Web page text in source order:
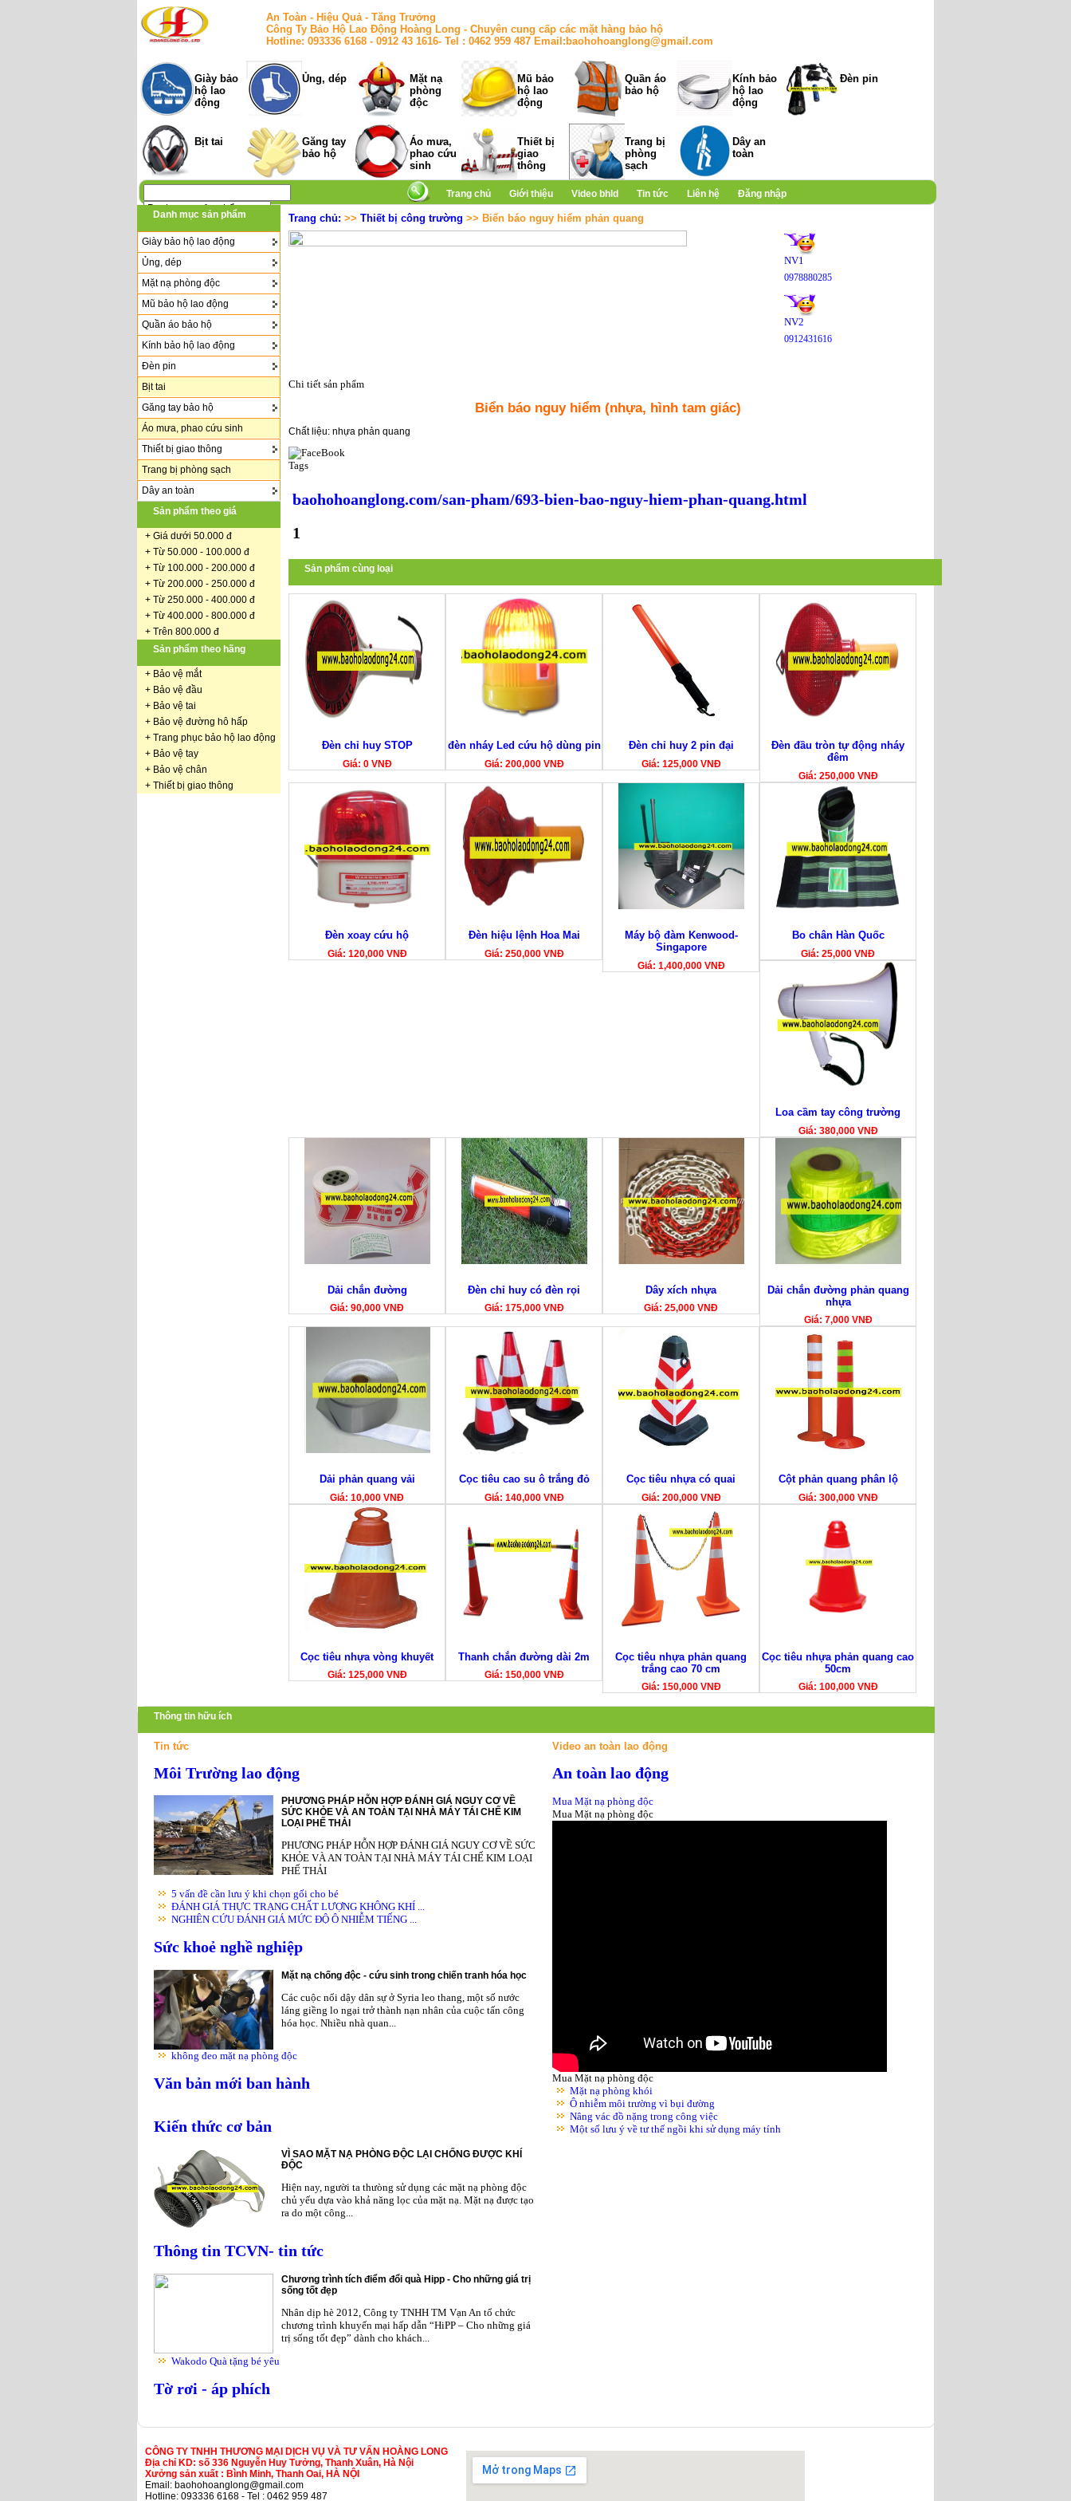
An Toàn - Hiệu Quả - Tăng Trưởng
Công Ty Bảo Hộ Lao Động Hoàng Long - Chuyên cung cấp các mặt hàng bảo hộ
Hotline: 093336 6168 - 0912 43 1616- Tel : 0462 959 487 Email:baohohoanglong@gmail.com
Giày bảo
hộ lao
động
Ủng, dép
Mặt nạ
phòng
độc
Mũ bảo
hộ lao
động
Quần áo
bảo hộ
Kính bảo
hộ lao
động
Đèn pin
Bịt tai
Găng tay
bảo hộ
Áo mưa,
phao cứu
sinh
Thiết bị
giao
thông
Trang bị
phòng
sạch
Dây an
toàn
Trang chủ Giới thiệu Video bhld Tin tức Liên hệ
Đăng nhập
Danh mục sản phẩm
Giày bảo hộ lao động
Ủng, dép
Mặt nạ phòng độc
Mũ bảo hộ lao động
Quần áo bảo hộ
Kính bảo hộ lao động
Đèn pin
Bịt tai
Găng tay bảo hộ
Áo mưa, phao cứu sinh
Thiết bị giao thông
Trang bị phòng sạch
Dây an toàn
Sản phẩm theo giá
+ Giá dưới 50.000 đ
+ Từ 50.000 - 100.000 đ
+ Từ 100.000 - 200.000 đ
+ Từ 200.000 - 250.000 đ
+ Từ 250.000 - 400.000 đ
+ Từ 400.000 - 800.000 đ
+ Trên 800.000 đ
Sản phẩm theo hãng
+ Bảo vệ mắt
+ Bảo vệ đầu
+ Bảo vệ tai
+ Bảo vệ đường hô hấp
+ Trang phục bảo hộ lao động
+ Bảo vệ tay
+ Bảo vệ chân
+ Thiết bị giao thông
Trang chủ: >> Thiết bị công trường >> Biển báo nguy hiểm phản quang
NV1
0978880285
NV2
0912431616
Chi tiết sản phẩm
Biển báo nguy hiểm (nhựa, hình tam giác)
Chất liệu: nhựa phản quang
Tags
baohohoanglong.com/san-pham/693-bien-bao-nguy-hiem-phan-quang.html
1
Sản phẩm cùng loại
Đèn chỉ huy STOP
Giá: 0 VNĐ
đèn nháy Led cứu hộ dùng pin
Giá: 200,000 VNĐ
Đèn chỉ huy 2 pin đại
Giá: 125,000 VNĐ
Đèn đầu tròn tự động nháy
đêm
Giá: 250,000 VNĐ
Đèn xoay cứu hộ
Giá: 120,000 VNĐ
Đèn hiệu lệnh Hoa Mai
Giá: 250,000 VNĐ
Máy bộ đàm Kenwood-
Singapore
Giá: 1,400,000 VNĐ
Bo chân Hàn Quốc
Giá: 25,000 VNĐ
Loa cầm tay công trường
Giá: 380,000 VNĐ
Dải chắn đường
Giá: 90,000 VNĐ
Đèn chỉ huy có đèn rọi
Giá: 175,000 VNĐ
Dây xích nhựa
Giá: 25,000 VNĐ
Dải chắn đường phản quang
nhựa
Giá: 7,000 VNĐ
Dải phản quang vải
Giá: 10,000 VNĐ
Cọc tiêu cao su ô trắng đỏ
Giá: 140,000 VNĐ
Cọc tiêu nhựa có quai
Giá: 200,000 VNĐ
Cột phản quang phân lộ
Giá: 300,000 VNĐ
Cọc tiêu nhựa vòng khuyết
Giá: 125,000 VNĐ
Thanh chắn đường dài 2m
Giá: 150,000 VNĐ
Cọc tiêu nhựa phản quang
trắng cao 70 cm
Giá: 150,000 VNĐ
Cọc tiêu nhựa phản quang cao
50cm
Giá: 100,000 VNĐ
Thông tin hữu ích
Tin tức
Môi Trường lao động
PHƯƠNG PHÁP HỖN HỢP ĐÁNH GIÁ NGUY CƠ VỀ
SỨC KHỎE VÀ AN TOÀN TẠI NHÀ MÁY TÁI CHẾ KIM
LOẠI PHẾ THẢI
PHƯƠNG PHÁP HỖN HỢP ĐÁNH GIÁ NGUY CƠ VỀ SỨC
KHỎE VÀ AN TOÀN TẠI NHÀ MÁY TÁI CHẾ KIM LOẠI
PHẾ THẢI
5 vấn đề cần lưu ý khi chọn gối cho bé
ĐÁNH GIÁ THỰC TRẠNG CHẤT LƯỢNG KHÔNG KHÍ ...
NGHIÊN CỨU ĐÁNH GIÁ MỨC ĐỘ Ô NHIỄM TIẾNG ...
Sức khoẻ nghề nghiệp
Mặt nạ chống độc - cứu sinh trong chiến tranh hóa học
Các cuộc nổi dậy dân sự ở Syria leo thang, một số nước
láng giềng lo ngại trở thành nạn nhân của cuộc tấn công
hóa học. Nhiều nhà quan...
không đeo mặt nạ phòng độc
Văn bản mới ban hành
Kiến thức cơ bản
VÌ SAO MẶT NẠ PHÒNG ĐỘC LẠI CHỐNG ĐƯỢC KHÍ
ĐỘC
Hiện nay, người ta thưòng sử dụng các mặt nạ phòng độc
chủ yếu dựa vào khả năng lọc của mặt nạ. Mặt nạ được tạo
ra do một công...
Thông tin TCVN- tin tức
Chương trình tích điểm đổi quà Hipp - Cho những giá trị
sống tốt đẹp
Nhân dịp hè 2012, Công ty TNHH TM Vạn An tổ chức
chương trình khuyến mại hấp dẫn “HiPP – Cho những giá
trị sống tốt đẹp” dành cho khách...
Wakodo Quà tặng bé yêu
Tờ rơi - áp phích
Video an toàn lao động
An toàn lao động
Mua Mặt nạ phòng độc
Mua Mặt nạ phòng độc
Mua Mặt nạ phòng độc
Mặt nạ phòng khói
Ô nhiễm môi trường vì bụi đường
Nâng vác đồ nặng trong công việc
Một số lưu ý về tư thế ngồi khi sử dụng máy tính
CÔNG TY TNHH THƯƠNG MẠI DỊCH VỤ VÀ TƯ VẤN HOÀNG LONG
Địa chỉ KD: số 336 Nguyễn Huy Tưởng, Thanh Xuân, Hà Nội
Xưởng sản xuất : Bình Minh, Thanh Oai, HÀ NỘI
Email: baohohoanglong@gmail.com
Hotline: 093336 6168 - Tel : 0462 959 487